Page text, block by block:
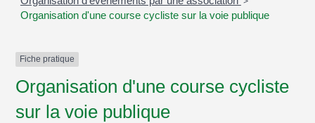
Organisation d'une course cycliste sur la voie publique
Fiche pratique
Organisation d'une course cycliste
sur la voie publique